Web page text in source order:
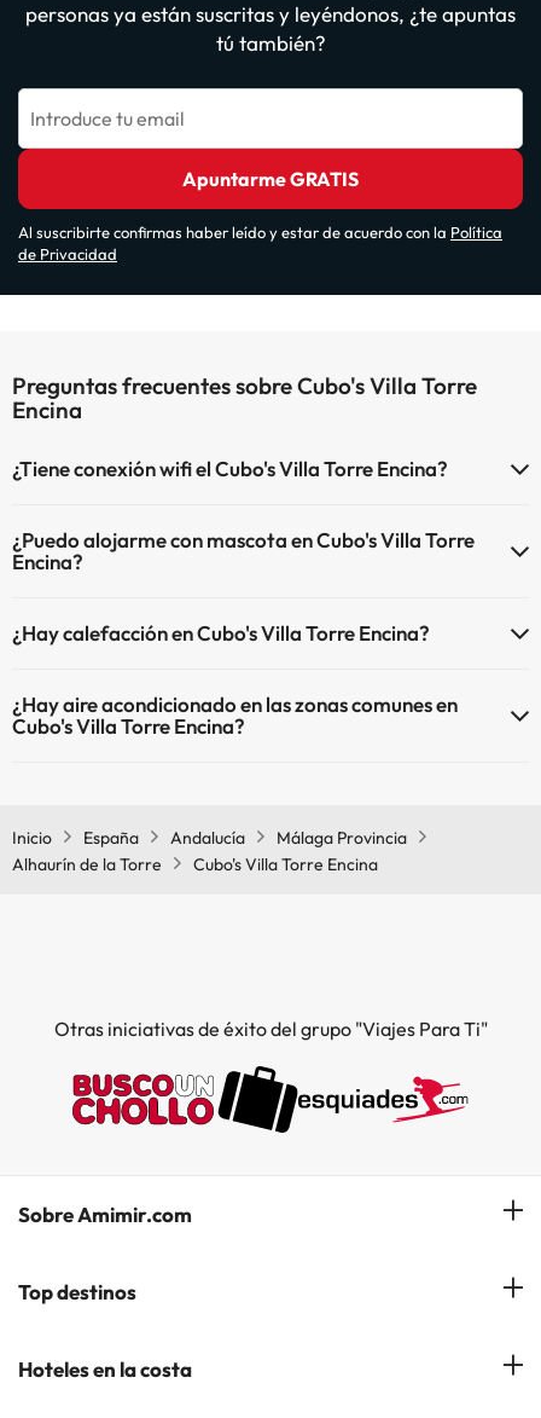
personas ya están suscritas y leyéndonos, ¿te apuntas
tú también?
Introduce tu email
Apuntarme GRATIS
Al suscribirte confirmas haber leído y estar de acuerdo con la Política
de Privacidad
Preguntas frecuentes sobre Cubo's Villa Torre
Encina
¿Tiene conexión wifi el Cubo's Villa Torre Encina?
¿Puedo alojarme con mascota en Cubo's Villa Torre
Encina?
¿Hay calefacción en Cubo's Villa Torre Encina?
¿Hay aire acondicionado en las zonas comunes en
Cubo's Villa Torre Encina?
Inicio
España Andalucía
Málaga Provincia
Alhaurín de la Torre
Cubo's Villa Torre Encina
Otras iniciativas de éxito del grupo "Viajes Para Ti"
Sobre Amimir.com
¿Quiénes somos?
Gestionar mi reserva
Top destinos
Hoteles en Salou
Hoteles en la costa